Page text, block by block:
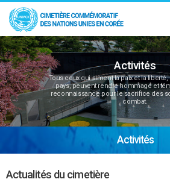
Activités
Tous ceux qui aiment la paix et la
pays, peuvent rendre hommage et
reconnaissance pour le sacrifice des
combat.
Activités
Actualités du cimetière